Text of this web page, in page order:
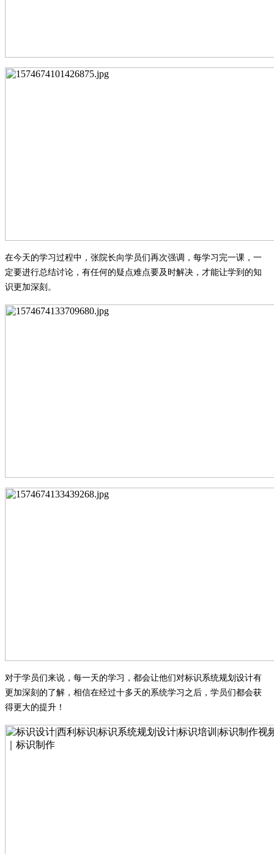
在今天的学习过程中，张院长向学员们再次强调，每学习完一课，一
定要进行总结讨论，有任何的疑点难点要及时解决，才能让学到的知
识更加深刻。
对于学员们来说，每一天的学习，都会让他们对标识系统规划设计有
更加深刻的了解，相信在经过十多天的系统学习之后，学员们都会获
得更大的提升！